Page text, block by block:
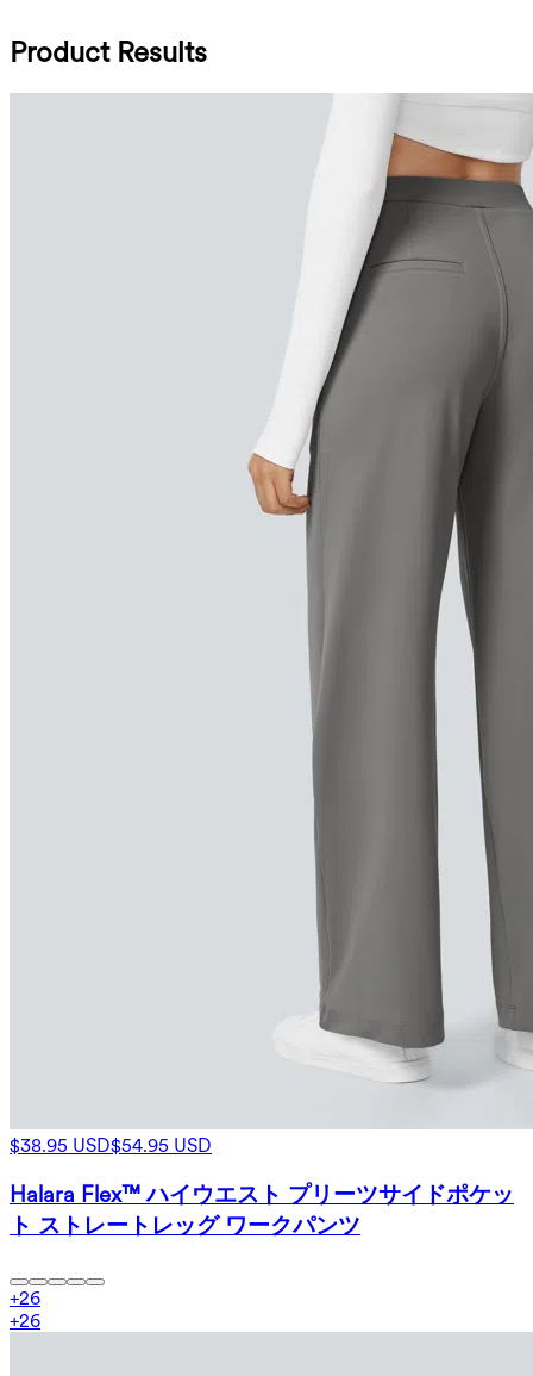
Product Results
$38.95 USD$54.95 USD
Halara Flex™ ハイウエスト プリーツサイドポケッ
ト ストレートレッグ ワークパンツ
+26
+26